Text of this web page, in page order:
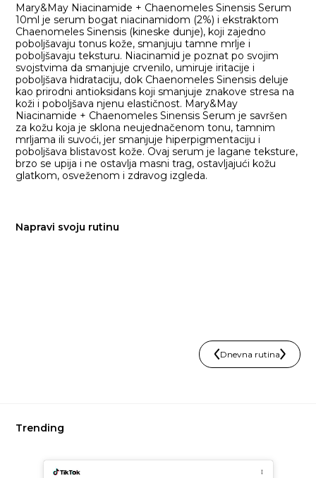
Mary&May Niacinamide + Chaenomeles Sinensis Serum
10ml je serum bogat niacinamidom (2%) i ekstraktom
Chaenomeles Sinensis (kineske dunje), koji zajedno
poboljšavaju tonus kože, smanjuju tamne mrlje i
poboljšavaju teksturu. Niacinamid je poznat po svojim
svojstvima da smanjuje crvenilo, umiruje iritacije i
poboljšava hidrataciju, dok Chaenomeles Sinensis deluje
kao prirodni antioksidans koji smanjuje znakove stresa na
koži i poboljšava njenu elastičnost. Mary&May
Niacinamide + Chaenomeles Sinensis Serum je savršen
za kožu koja je sklona neujednačenom tonu, tamnim
mrljama ili suvoći, jer smanjuje hiperpigmentaciju i
poboljšava blistavost kože. Ovaj serum je lagane teksture,
brzo se upija i ne ostavlja masni trag, ostavljajući kožu
glatkom, osveženom i zdravog izgleda.
Napravi svoju rutinu
Dnevna rutina
Trending